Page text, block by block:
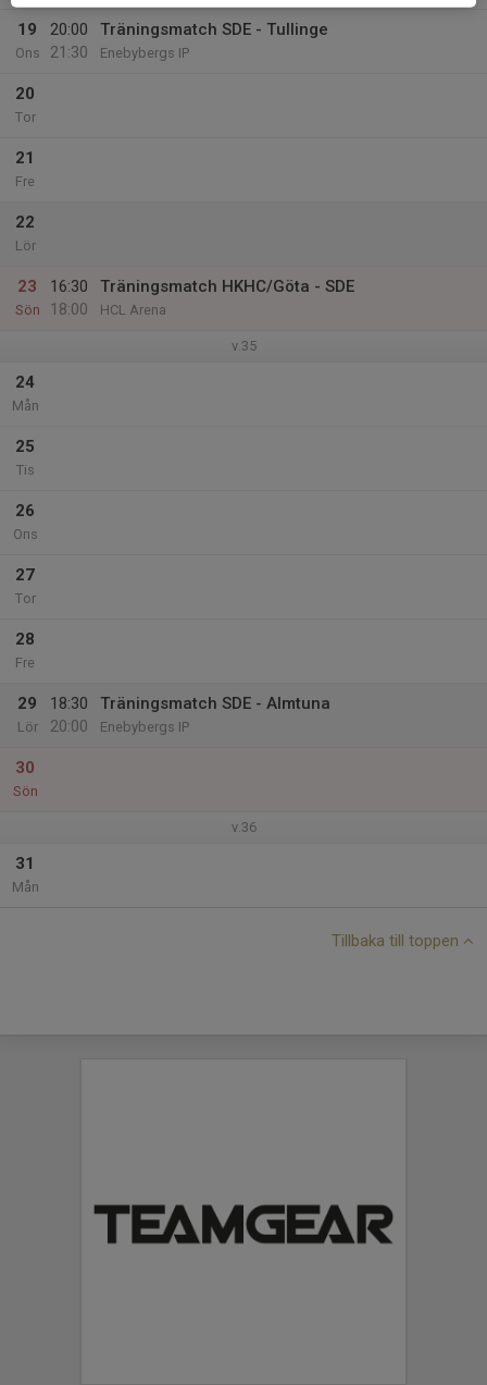
19
Ons
20:00
21:30
Träningsmatch SDE - Tullinge
Enebybergs IP
20
Tor
21
Fre
22
Lör
23
Sön
16:30
18:00
Träningsmatch HKHC/Göta - SDE
HCL Arena
v.35
24
Mån
25
Tis
26
Ons
27
Tor
28
Fre
29
Lör
18:30
20:00
Träningsmatch SDE - Almtuna
Enebybergs IP
30
Sön
v.36
31
Mån
Tillbaka till toppen